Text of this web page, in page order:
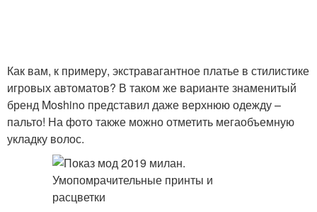
Как вам, к примеру, экстравагантное платье в стилистике
игровых автоматов? В таком же варианте знаменитый
бренд Moshino представил даже верхнюю одежду –
пальто! На фото также можно отметить мегаобъемную
укладку волос.